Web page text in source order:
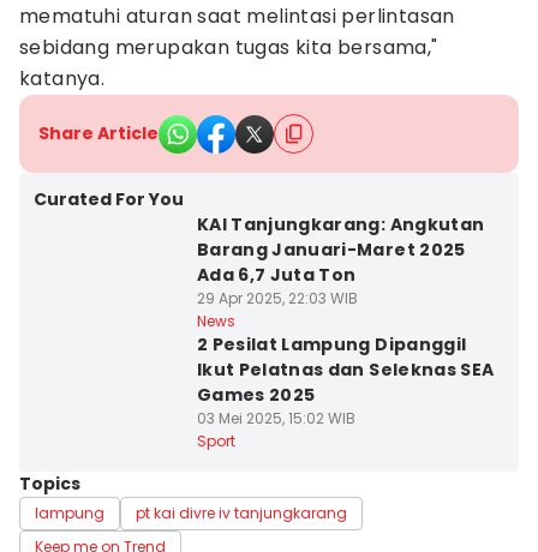
mematuhi aturan saat melintasi perlintasan
sebidang merupakan tugas kita bersama,"
katanya.
Share Article
Curated For You
KAI Tanjungkarang: Angkutan
Barang Januari-Maret 2025
Ada 6,7 Juta Ton
29 Apr 2025, 22:03 WIB
News
2 Pesilat Lampung Dipanggil
Ikut Pelatnas dan Seleknas SEA
Games 2025
03 Mei 2025, 15:02 WIB
Sport
Topics
lampung
pt kai divre iv tanjungkarang
Keep me on Trend